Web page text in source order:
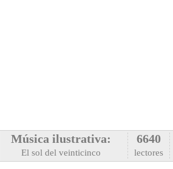
Música ilustrativa:
El sol del veinticinco
6640
lectores